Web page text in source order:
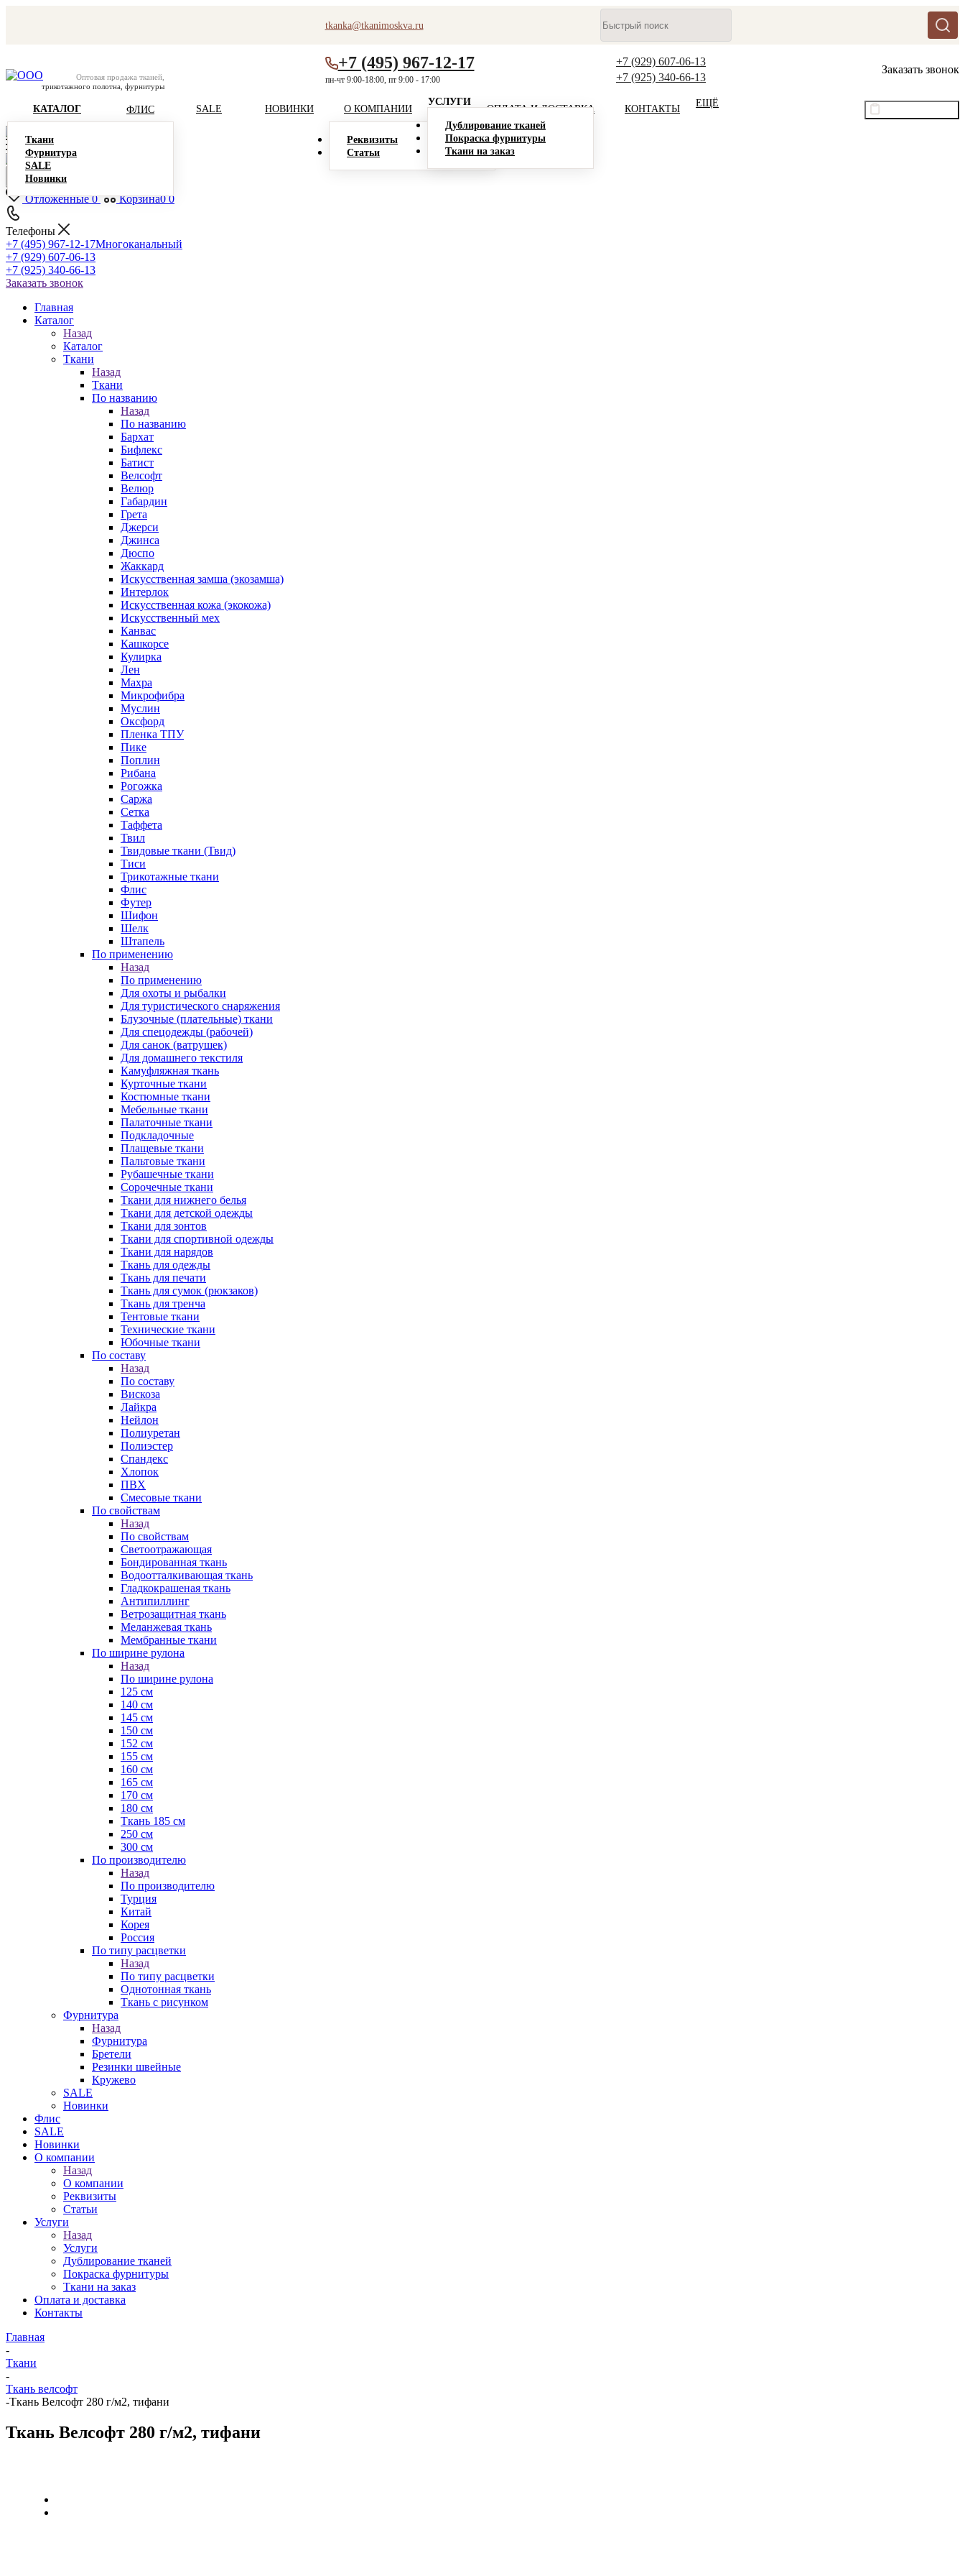
tkanka@tkanimoskva.ru
Оптовая продажа тканей,
трикотажного полотна, фурнитуры
+7 (495) 967-12-17
пн-чт 9:00-18:00, пт 9:00 - 17:00
+7 (929) 607-06-13
+7 (925) 340-66-13
Заказать звонок
КАТАЛОГ
Ткани
Фурнитура
SALE
Новинки
ФЛИС SALE НОВИНКИ О КОМПАНИИ
Реквизиты
Статьи
УСЛУГИ
Дублирование тканей
Покраска фурнитуры
Ткани на заказ
ОПЛАТА И ДОСТАВКА КОНТАКТЫ
ЕЩЁ
Отложенные 0 Корзина0 0
Телефоны
+7 (495) 967-12-17Многоканальный
+7 (929) 607-06-13
+7 (925) 340-66-13
Заказать звонок
Главная
Каталог
Назад
Каталог
Ткани
Назад
Ткани
По названию
Назад
По названию
Бархат
Бифлекс
Батист
Велсофт
Велюр
Габардин
Грета
Джерси
Джинса
Дюспо
Жаккард
Искусственная замша (экозамша)
Интерлок
Искусственная кожа (экокожа)
Искусственный мех
Канвас
Кашкорсе
Кулирка
Лен
Махра
Микрофибра
Муслин
Оксфорд
Пленка ТПУ
Пике
Поплин
Рибана
Рогожка
Саржа
Сетка
Таффета
Твил
Твидовые ткани (Твид)
Тиси
Трикотажные ткани
Флис
Футер
Шифон
Шелк
Штапель
По применению
Назад
По применению
Для охоты и рыбалки
Для туристического снаряжения
Блузочные (плательные) ткани
Для спецодежды (рабочей)
Для санок (ватрушек)
Для домашнего текстиля
Камуфляжная ткань
Курточные ткани
Костюмные ткани
Мебельные ткани
Палаточные ткани
Подкладочные
Плащевые ткани
Пальтовые ткани
Рубашечные ткани
Сорочечные ткани
Ткани для нижнего белья
Ткани для детской одежды
Ткани для зонтов
Ткани для спортивной одежды
Ткани для нарядов
Ткань для одежды
Ткань для печати
Ткань для сумок (рюкзаков)
Ткань для тренча
Тентовые ткани
Технические ткани
Юбочные ткани
По составу
Назад
По составу
Вискоза
Лайкра
Нейлон
Полиуретан
Полиэстер
Спандекс
Хлопок
ПВХ
Смесовые ткани
По свойствам
Назад
По свойствам
Светоотражающая
Бондированная ткань
Водоотталкивающая ткань
Гладкокрашеная ткань
Антипиллинг
Ветрозащитная ткань
Меланжевая ткань
Мембранные ткани
По ширине рулона
Назад
По ширине рулона
125 см
140 см
145 см
150 см
152 см
155 см
160 см
165 см
170 см
180 см
Ткань 185 см
250 см
300 см
По производителю
Назад
По производителю
Турция
Китай
Корея
Россия
По типу расцветки
Назад
По типу расцветки
Однотонная ткань
Ткань с рисунком
Фурнитура
Назад
Фурнитура
Бретели
Резинки швейные
Кружево
SALE
Новинки
Флис
SALE
Новинки
О компании
Назад
О компании
Реквизиты
Статьи
Услуги
Назад
Услуги
Дублирование тканей
Покраска фурнитуры
Ткани на заказ
Оплата и доставка
Контакты
Главная
-
Ткани
-
Ткань велсофт
-Ткань Велсофт 280 г/м2, тифани
Ткань Велсофт 280 г/м2, тифани